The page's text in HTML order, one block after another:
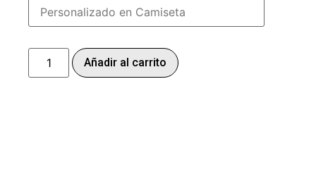
Añadir al carrito